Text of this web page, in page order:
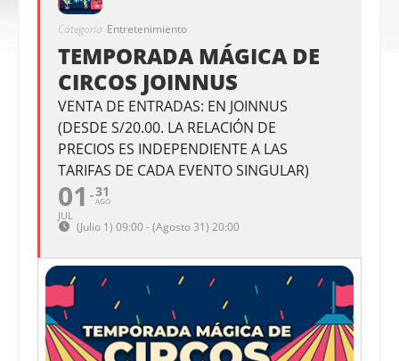
Categoría Entretenimiento
TEMPORADA MÁGICA DE
CIRCOS JOINNUS
VENTA DE ENTRADAS: EN JOINNUS
(DESDE S/20.00. LA RELACIÓN DE
PRECIOS ES INDEPENDIENTE A LAS
TARIFAS DE CADA EVENTO SINGULAR)
01
JUL
31
AGO
(Julio 1) 09:00 - (Agosto 31) 20:00